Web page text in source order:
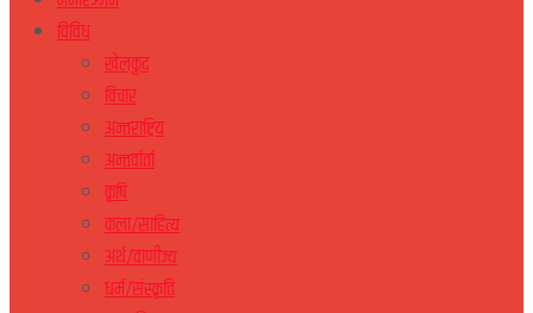
विविध
खेलकुद
विचार
अन्तराष्ट्रिय
अन्तर्वार्ता
कृषि
कला/साहित्य
अर्थ/वाणीज्य
धर्म/संस्कृति